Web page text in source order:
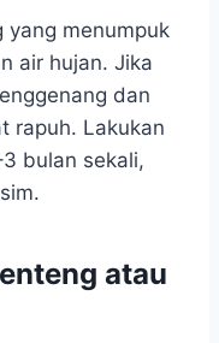
yang menumpuk
air hujan. Jika
dan
rapuh. Lakukan
bulan sekali,
atau